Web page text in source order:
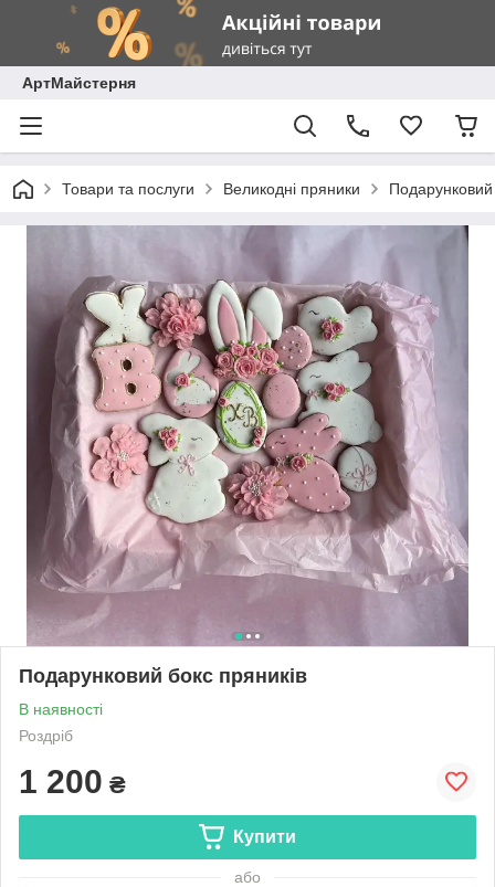
АртМайстерня
Товари та послуги Великодні пряники Подарунковий
Подарунковий бокс пряників
В наявності
Роздріб
1 200 ₴
Купити
або